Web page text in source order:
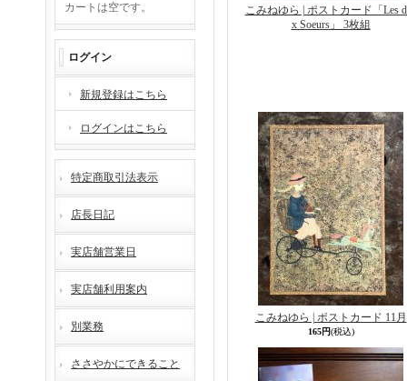
カートは空です。
ログイン
新規登録はこちら
ログインはこちら
特定商取引法表示
店長日記
実店舗営業日
実店舗利用案内
別業務
ささやかにできること
こみねゆら | ポストカード「Les
x Soeurs」 3枚組
こみねゆら | ポストカード 11月
165円(税込)